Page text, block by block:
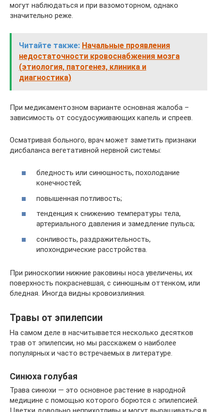
могут наблюдаться и при вазомоторном, однако
значительно реже.
Читайте также: Начальные проявления
недостаточности кровоснабжения мозга
(этиология, патогенез, клиника и
диагностика)
При медикаментозном варианте основная жалоба –
зависимость от сосудосуживающих капель и спреев.
Осматривая больного, врач может заметить признаки
дисбаланса вегетативной нервной системы:
бледность или синюшность, похолодание
конечностей;
повышенная потливость;
тенденция к снижению температуры тела,
артериального давления и замедление пульса;
сонливость, раздражительность,
ипохондрические расстройства.
При риноскопии нижние раковины носа увеличены, их
поверхность покрасневшая, с синюшным оттенком, или
бледная. Иногда видны кровоизлияния.
Травы от эпилепсии
На самом деле в насчитывается несколько десятков
трав от эпилепсии, но мы расскажем о наиболее
популярных и часто встречаемых в литературе.
Синюха голубая
Трава синюхи — это основное растение в народной
медицине с помощью которого борются с эпилепсией.